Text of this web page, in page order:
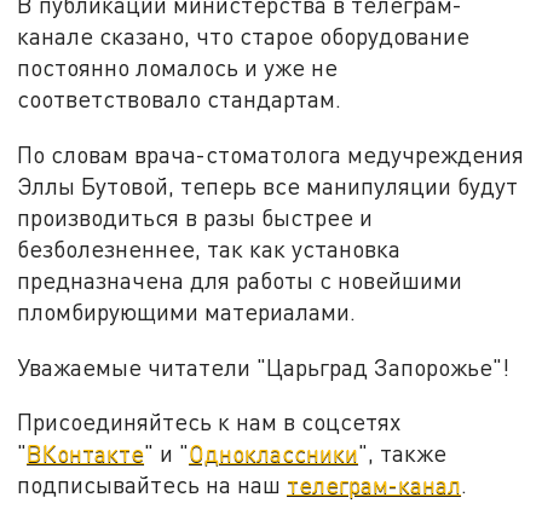
канале сказано, что старое оборудование
постоянно ломалось и уже не
соответствовало стандартам.
По словам врача-стоматолога медучреждения
Эллы Бутовой, теперь все манипуляции будут
производиться в разы быстрее и
безболезненнее, так как установка
предназначена для работы с новейшими
пломбирующими материалами.
Уважаемые читатели "Царьград Запорожье"!
Присоединяйтесь к нам в соцсетях
"ВКонтакте" и "Одноклассники", также
подписывайтесь на наш телеграм-канал.